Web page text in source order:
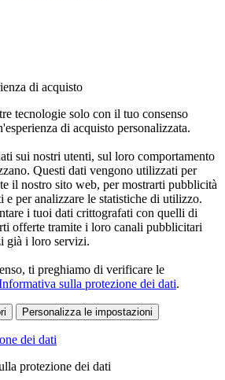
di acquisto
tecnologie solo con il tuo consenso
di acquisto personalizzata.
sui nostri utenti, sul loro comportamento
Questi dati vengono utilizzati per
il nostro sito web, per mostrarti pubblicità
e per analizzare le statistiche di utilizzo.
i tuoi dati crittografati con quelli di
offerte tramite i loro canali pubblicitari
già i loro servizi.
ti preghiamo di verificare le
sulla protezione dei dati.
Personalizza le impostazioni
dei dati
protezione dei dati